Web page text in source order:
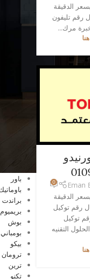
الدقيقة
رقم تليفون
مرك...
Eman
0
الدقيقة
رقم توكيل
توكيل
التقنيه
باور
براندت
بريميوم
بوش
بومباني
بيكو
ترومان
ترين
تكنو